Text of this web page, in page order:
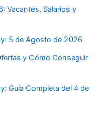
Vacantes, Salarios y
5 de Agosto de 2026
y Cómo Conseguir
Guía Completa del 4 de